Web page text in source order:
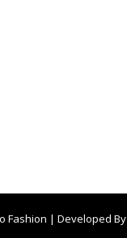
Fashion | Developed By